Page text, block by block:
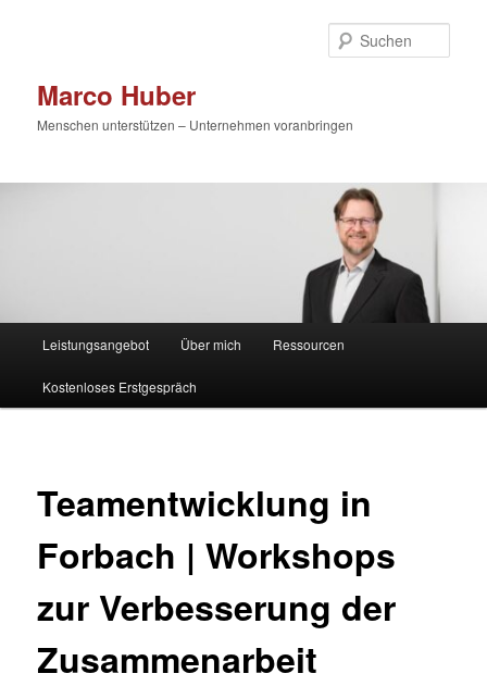
Marco Huber
Menschen unterstützen – Unternehmen voranbringen
Leistungsangebot Über mich Ressourcen
Kostenloses Erstgespräch
Teamentwicklung in
Forbach | Workshops
zur Verbesserung der
Zusammenarbeit